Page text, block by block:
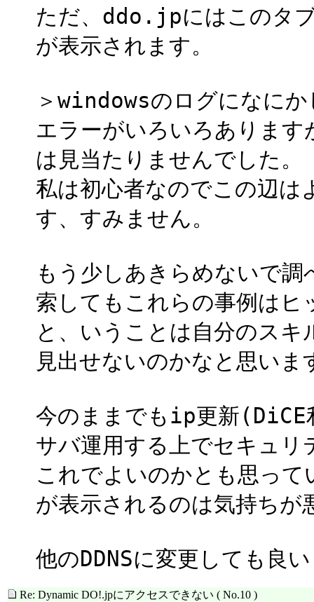
ただ、ddo.jpにはこのタ
が表示されます。
＞windowsのログになに
エラーがいろいろありま
は見当たりませんでした。
私は初心者なのでこの辺は
す、すみません。
もう少しあきらめないで
索してもこれらの事例はヒ
と、いうことは自分のス
見出せないのかなと思いま
今のままでもip更新(DiCE
サバ運用する上でセキュリ
これでよいのかとも思っ
が表示されるのは気持ちが
他のDDNSに変更しても良
Re: Dynamic DO!.jpにアクセスできない ( No.10 )